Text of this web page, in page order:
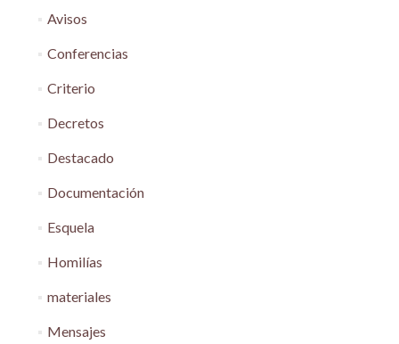
Avisos
Conferencias
Criterio
Decretos
Destacado
Documentación
Esquela
Homilías
materiales
Mensajes